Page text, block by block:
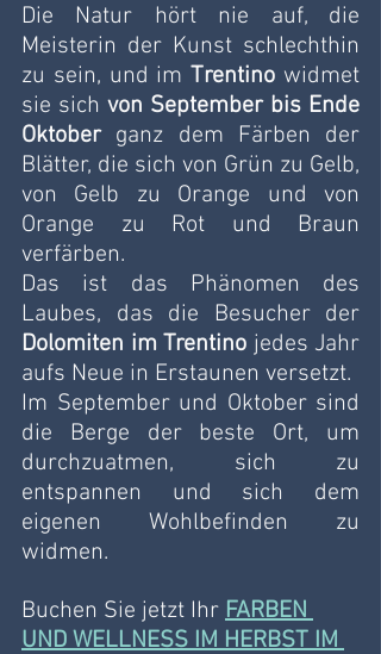
Die Natur hört nie auf, die
Meisterin der Kunst schlechthin
zu sein, und im Trentino widmet
sie sich von September bis Ende
Oktober ganz dem Färben der
Blätter, die sich von Grün zu Gelb,
von Gelb zu Orange und von
Orange zu Rot und Braun
verfärben.
Das ist das Phänomen des
Dolomiten im Trentino jedes Jahr
aufs Neue in Erstaunen versetzt.
Im September und Oktober sind
die Berge der beste Ort, um
durchzuatmen, sich zu
entspannen und sich dem
eigenen Wohlbefinden zu
widmen.
Buchen Sie jetzt Ihr FARBEN
UND WELLNESS IM HERBST IM